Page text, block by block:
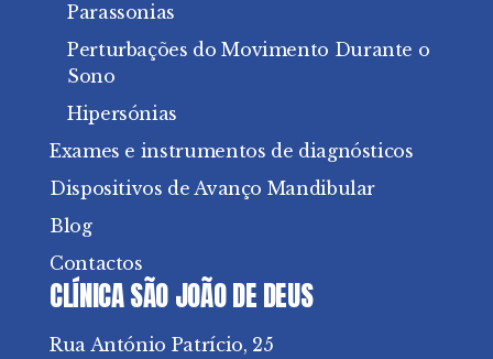
Parassonias
Perturbações do Movimento Durante o
Sono
Hipersónias
Exames e instrumentos de diagnósticos
Dispositivos de Avanço Mandibular
Blog
Contactos
CLÍNICA SÃO JOÃO DE DEUS
Rua António Patrício, 25